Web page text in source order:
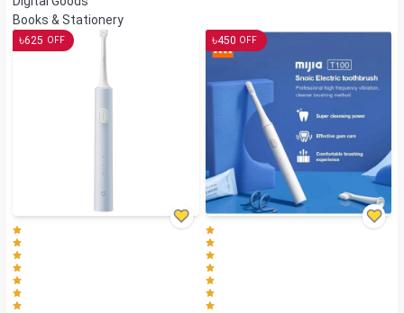
Books & Stationery
৳625 OFF ৳450 OFF